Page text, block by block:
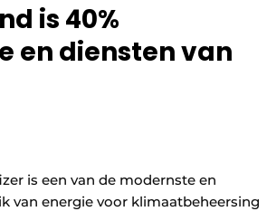
is 40%
en diensten van
is een van de modernste en
van energie voor klimaatbeheersing